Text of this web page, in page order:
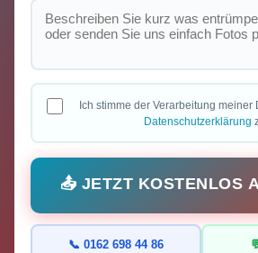
Ich stimme der Verarbeitung meiner
Datenschutzerklärung
📤 JETZT KOSTENLOS
📞 0162 698 44 86